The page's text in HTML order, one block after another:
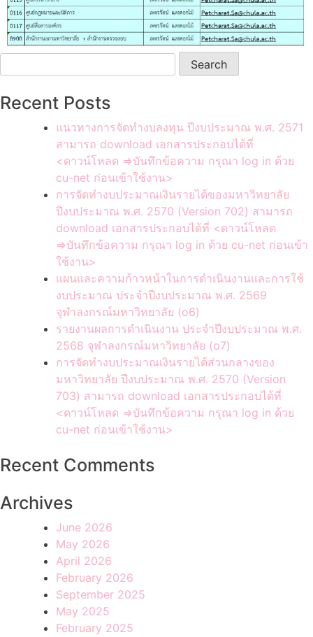
for:
Recent Posts
แนวทางการจัดทำงบลงทุน ปีงบประมาณ พ.ศ. 2571
สามารถ download เอกสารประกอบได้ที่
<ดาวน์โหลด =>บันทึกข้อความ กรุณา log in ด้วย
cu-net ก่อนเข้าใช้งาน>
การจัดทำงบประมาณเงินรายได้ของมหาวิทยาลัย
ปีงบประมาณ พ.ศ. 2570 (Version 702) สามารถ
download เอกสารประกอบได้ที่ <ดาวน์โหลด
=>บันทึกข้อความ กรุณา log in ด้วย cu-net ก่อนเข้า
ใช้งาน>
แผนและความก้าวหน้าในการดำเนินงานและการใช้
งบประมาณ ประจำปีงบประมาณ พ.ศ. 2569
จุฬาลงกรณ์มหาวิทยาลัย (o6)
รายงานผลการดำเนินงาน ประจำปีงบประมาณ พ.ศ.
2568 จุฬาลงกรณ์มหาวิทยาลัย (o7)
การจัดทำงบประมาณเงินรายได้ส่วนกลางของ
มหาวิทยาลัย ปีงบประมาณ พ.ศ. 2570 (Version
703) สามารถ download เอกสารประกอบได้ที่
<ดาวน์โหลด =>บันทึกข้อความ กรุณา log in ด้วย
cu-net ก่อนเข้าใช้งาน>
Recent Comments
Archives
June 2026
May 2026
April 2026
February 2026
September 2025
May 2025
February 2025